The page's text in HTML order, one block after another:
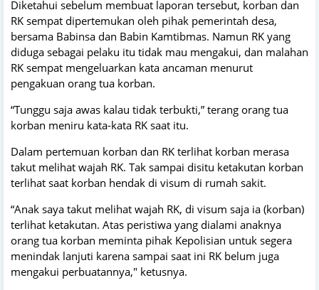
Diketahui sebelum membuat laporan tersebut, korban dan
RK sempat dipertemukan oleh pihak pemerintah desa,
bersama Babinsa dan Babin Kamtibmas. Namun RK yang
diduga sebagai pelaku itu tidak mau mengakui, dan malahan
RK sempat mengeluarkan kata ancaman menurut
pengakuan orang tua korban.
“Tunggu saja awas kalau tidak terbukti,” terang orang tua
korban meniru kata-kata RK saat itu.
Dalam pertemuan korban dan RK terlihat korban merasa
takut melihat wajah RK. Tak sampai disitu ketakutan korban
terlihat saat korban hendak di visum di rumah sakit.
“Anak saya takut melihat wajah RK, di visum saja ia (korban)
terlihat ketakutan. Atas peristiwa yang dialami anaknya
orang tua korban meminta pihak Kepolisian untuk segera
menindak lanjuti karena sampai saat ini RK belum juga
mengakui perbuatannya," ketusnya.